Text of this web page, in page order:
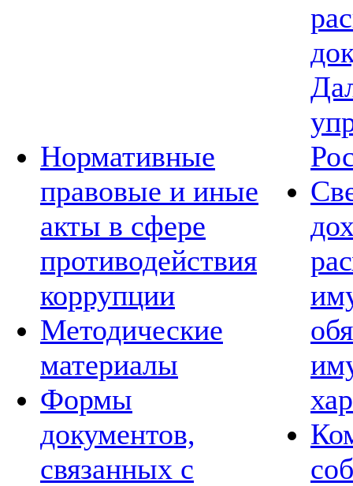
Нормативные
правовые и иные
акты в сфере
противодействия
коррупции
Методические
материалы
Формы
документов,
связанных с